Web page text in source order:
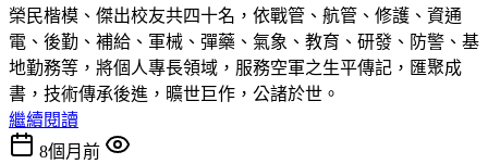
榮民楷模、傑出校友共四十名，依戰管、航管、修護、資通
電、後勤、補給、軍械、彈藥、氣象、教育、研發、防警、基
地勤務等，將個人專長領域，服務空軍之生平傳記，匯聚成
書，技術傳承後進，曠世巨作，公諸於世。
繼續閱讀
8個月前